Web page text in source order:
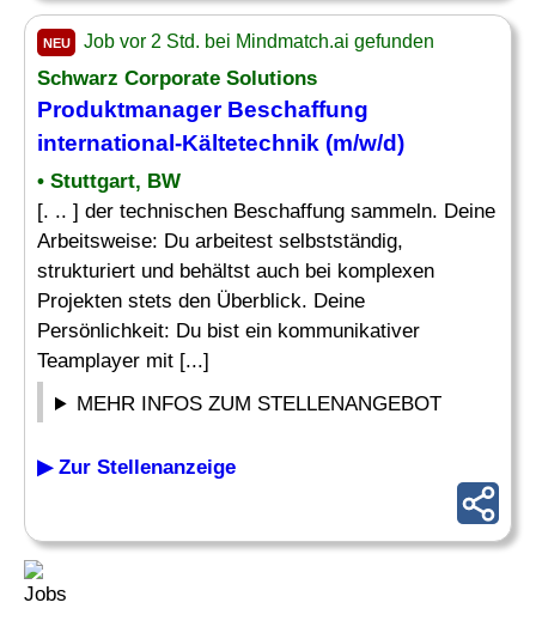
NEU Job vor 2 Std. bei Mindmatch.ai gefunden
Schwarz Corporate Solutions
Produktmanager Beschaffung
international-Kältetechnik (m/w/d)
• Stuttgart, BW
[. .. ] der technischen Beschaffung sammeln. Deine
Arbeitsweise: Du arbeitest selbstständig,
strukturiert und behältst auch bei komplexen
Projekten stets den Überblick. Deine
Persönlichkeit: Du bist ein kommunikativer
Teamplayer mit [...]
MEHR INFOS ZUM STELLENANGEBOT
▶ Zur Stellenanzeige